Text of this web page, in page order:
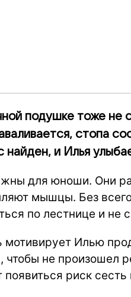
подушке тоже не
стопа
найден, и Илья
для юноши. Они
мышцы. Без всего
по лестнице и не
Илью
чтобы не произошел
риск сесть